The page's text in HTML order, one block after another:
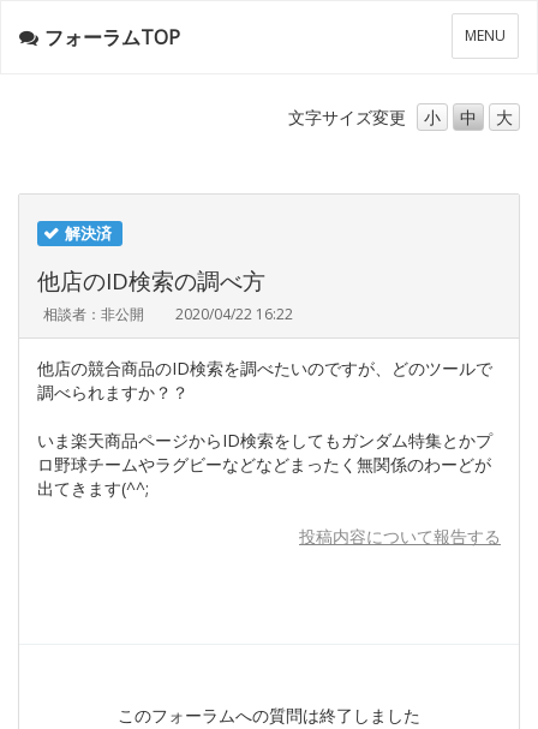
メ
ニ
ー
MENU
フォーラムTOP
文字サイズ変更 小 中 大
解決済
他店のID検索の調べ方
相談者：非公開 2020/04/22 16:22
他店の競合商品のID検索を調べたいのですが、どのツールで
調べられますか？？
いま楽天商品ページからID検索をしてもガンダム特集とかプ
ロ野球チームやラグビーなどなどまったく無関係のわーどが
出てきます(^^;
投稿内容について報告する
このフォーラムへの質問は終了しました